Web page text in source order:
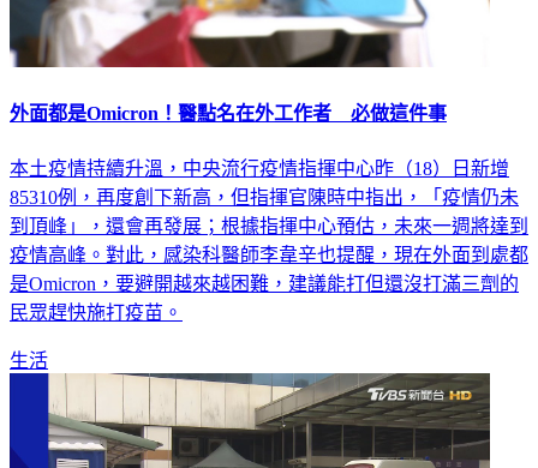
外面都是Omicron！醫點名在外工作者 必做這件事
本土疫情持續升溫，中央流行疫情指揮中心昨（18）日新增
85310例，再度創下新高，但指揮官陳時中指出，「疫情仍未
到頂峰」，還會再發展；根據指揮中心預估，未來一週將達到
疫情高峰。對此，感染科醫師李韋辛也提醒，現在外面到處都
是Omicron，要避開越來越困難，建議能打但還沒打滿三劑的
民眾趕快施打疫苗。
生活